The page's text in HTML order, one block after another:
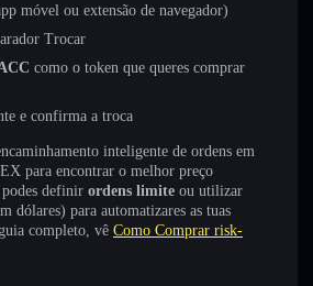
móvel ou extensão de navegador)
Trocar
como o token que queres comprar
e confirma a troca
inteligente de ordens em
para encontrar o melhor preço
definir ordens limite ou utilizar
dólares) para automatizares as tuas
completo, vê Como Comprar risk-